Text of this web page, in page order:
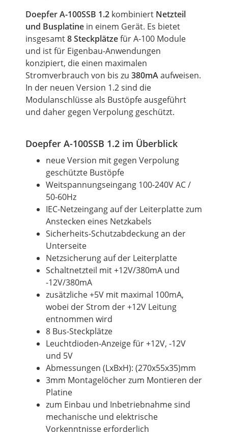
Doepfer A-100SSB 1.2 kombiniert Netzteil
und Busplatine in einem Gerät. Es bietet
insgesamt8 Steckplätzefür A-100 Module
und ist für Eigenbau-Anwendungen
konzipiert, die einen maximalen
Stromverbrauch von bis zu 380mAaufweisen.
In der neuen Version 1.2 sind die
Modulanschlüsse als Bustöpfe ausgeführt
und daher gegen Verpolung geschützt.
Doepfer A-100SSB 1.2 im Überblick
neue Version mit gegen Verpolung
geschützte Bustöpfe
Weitspannungseingang 100-240V AC /
50-60Hz
IEC-Netzeingang auf der Leiterplatte zum
Anstecken eines Netzkabels
Sicherheits-Schutzabdeckung an der
Unterseite
Netzsicherung auf der Leiterplatte
Schaltnetzteil mit +12V/380mA und
-12V/380mA
zusätzliche +5V mit maximal 100mA,
wobei der Strom der +12V Leitung
entnommen wird
8 Bus-Steckplätze
Leuchtdioden-Anzeige für +12V, -12V
und 5V
Abmessungen (LxBxH): (270x55x35)mm
3mm Montagelöcher zum Montieren der
Platine
zum Einbau und Inbetriebnahme sind
mechanische und elektrische
Vorkenntnisse erforderlich